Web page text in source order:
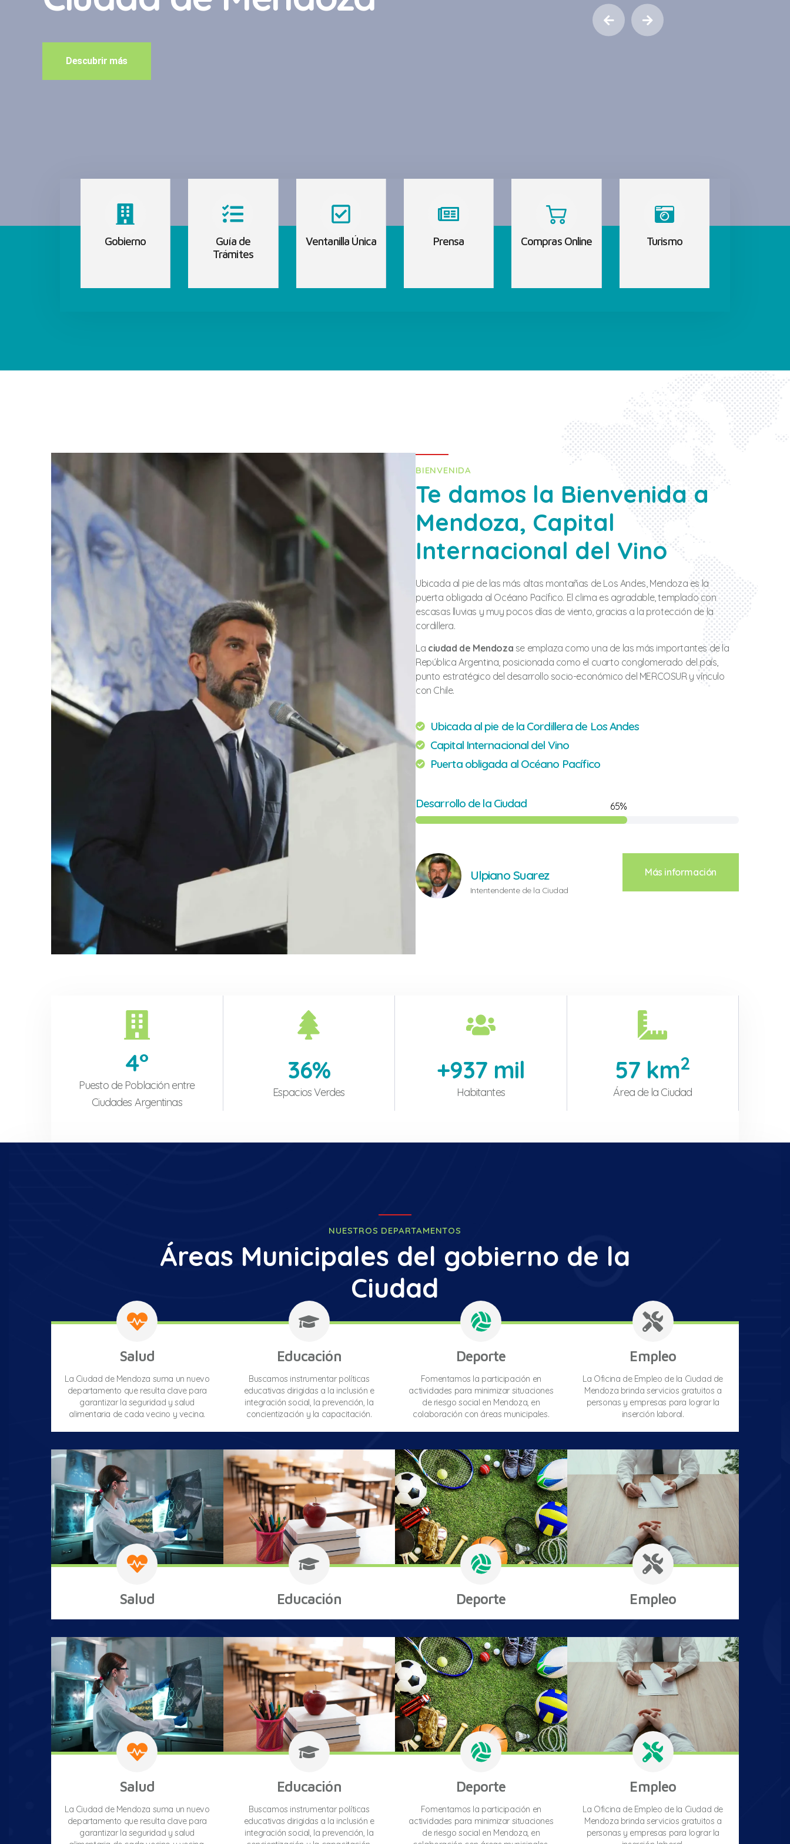
Descubrir más
Gobierno
Guía de
Trámites
Ventanilla Única Prensa Compras Online Turismo
BIENVENIDA
Te damos la Bienvenida a
Mendoza, Capital
Internacional del Vino
Ubicada al pie de las más altas montañas de Los Andes, Mendoza es la
puerta obligada al Océano Pacífico. El clima es agradable, templado con
escasas lluvias y muy pocos días de viento, gracias a la protección de la
cordillera.
La ciudad de Mendoza se emplaza como una de las más importantes de la
República Argentina, posicionada como el cuarto conglomerado del país,
punto estratégico del desarrollo socio-económico del MERCOSUR y vínculo
con Chile.
Ubicada al pie de la Cordillera de Los Andes
Capital Internacional del Vino
Puerta obligada al Océano Pacífico
Desarrollo de la Ciudad
Ulpiano Suarez
Intentendente de la Ciudad
Más información
4°
Puesto de Población entre
Ciudades Argentinas
36%
Espacios Verdes
+937 mil
Habitantes
57 km2
Área de la Ciudad
NUESTROS DEPARTAMENTOS
Áreas Municipales del gobierno de la
Ciudad
Salud
La Ciudad de Mendoza suma un nuevo
departamento que resulta clave para
garantizar la seguridad y salud
alimentaria de cada vecino y vecina.
Educación
Buscamos instrumentar políticas
educativas dirigidas a la inclusión e
integración social, la prevención, la
concientización y la capacitación.
Deporte
Fomentamos la participación en
actividades para minimizar situaciones
de riesgo social en Mendoza, en
colaboración con áreas municipales.
Empleo
La Oficina de Empleo de la Ciudad de
Mendoza brinda servicios gratuitos a
personas y empresas para lograr la
inserción laboral.
Salud Educación Deporte Empleo
Salud
La Ciudad de Mendoza suma un nuevo
departamento que resulta clave para
garantizar la seguridad y salud
Educación
Buscamos instrumentar políticas
educativas dirigidas a la inclusión e
integración social, la prevención, la
Deporte
Fomentamos la participación en
actividades para minimizar situaciones
de riesgo social en Mendoza, en
Empleo
La Oficina de Empleo de la Ciudad de
Mendoza brinda servicios gratuitos a
personas y empresas para lograr la